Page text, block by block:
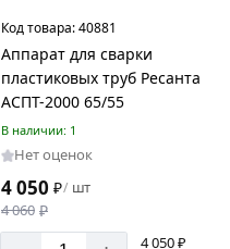
Код товара:40881
Аппарат для сварки
пластиковых труб Ресанта
АСПТ-2000 65/55
В наличии: 1
Нет оценок
4 050 ₽/ шт
4 060 ₽
4 050 ₽